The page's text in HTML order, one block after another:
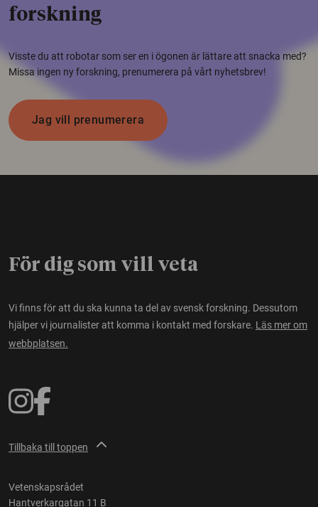
forskning
Visste du att robotar som ser en i ögonen är lättare att snacka med?
Missa ingen ny forskning, prenumerera på vårt nyhetsbrev!
Jag vill prenumerera
För dig som vill veta
Vi finns för att du ska kunna ta del av svensk forskning. Dessutom
hjälper vi journalister att komma i kontakt med forskare. Läs mer om
webbplatsen.
Tillbaka till toppen
Vetenskapsrådet
Hantverkargatan 11 B